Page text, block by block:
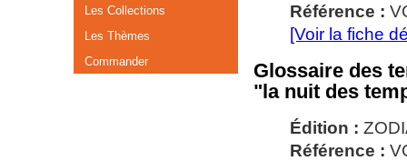
Les Collections
Les Thèmes
Commander
Référence :
[Voir la fiche
Glossaire des
"la nuit des
Édition :
Référence :